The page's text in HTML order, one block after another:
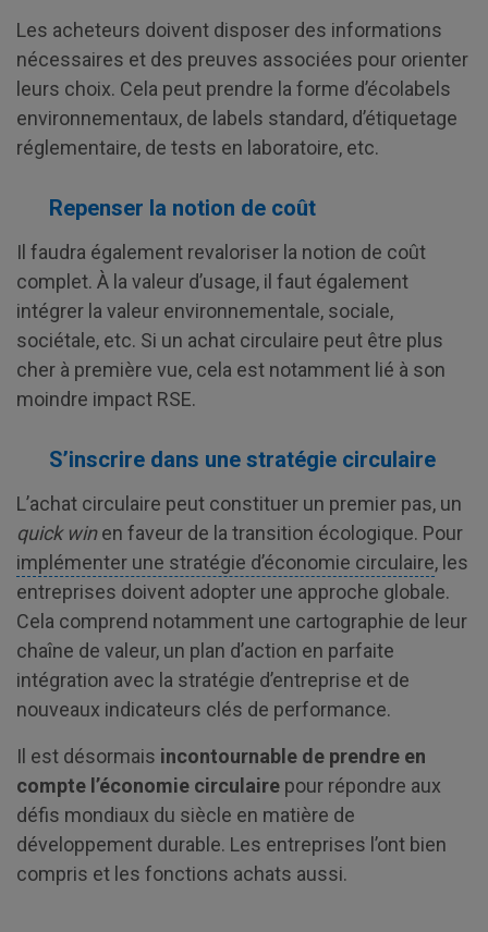
Les acheteurs doivent disposer des informations
nécessaires et des preuves associées pour orienter
leurs choix. Cela peut prendre la forme d’écolabels
environnementaux, de labels standard, d’étiquetage
réglementaire, de tests en laboratoire, etc.
Repenser la notion de coût
Il faudra également revaloriser la notion de coût
complet. À la valeur d’usage, il faut également
intégrer la valeur environnementale, sociale,
sociétale, etc. Si un achat circulaire peut être plus
cher à première vue, cela est notamment lié à son
moindre impact RSE.
S’inscrire dans une stratégie circulaire
L’achat circulaire peut constituer un premier pas, un
quick winen faveur de la transition écologique. Pour
implémenter une stratégie d’économie circulaire, les
entreprises doivent adopter une approche globale.
Cela comprend notamment une cartographie de leur
chaîne de valeur, un plan d’action en parfaite
intégration avec la stratégie d’entreprise et de
nouveaux indicateurs clés de performance.
Il est désormais incontournable de prendre en
compte l’économie circulaire pour répondre aux
défis mondiaux du siècle en matière de
développement durable. Les entreprises l’ont bien
compris et les fonctions achats aussi.